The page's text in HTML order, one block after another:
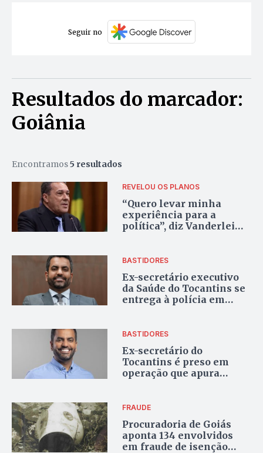
Seguir no
Resultados do marcador:
Goiânia
Encontramos5 resultados
REVELOU OS PLANOS
“Quero levar minha
experiência para a
política”, diz Vanderlei
candidatura ao Senado
pelo Tocantins
BASTIDORES
Ex-secretário executivo
da Saúde do Tocantins se
entrega à polícia em
Goiás
BASTIDORES
Ex-secretário do
Tocantins é preso em
operação que apura
FRAUDE
Procuradoria de Goiás
aponta 134 envolvidos
em fraude de isenção